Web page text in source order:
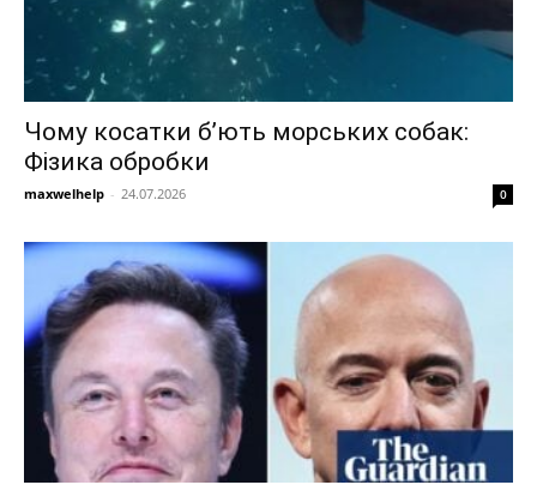
Чому косатки б’ють морських собак:
Фізика обробки
maxwelhelp - 24.07.2026 0